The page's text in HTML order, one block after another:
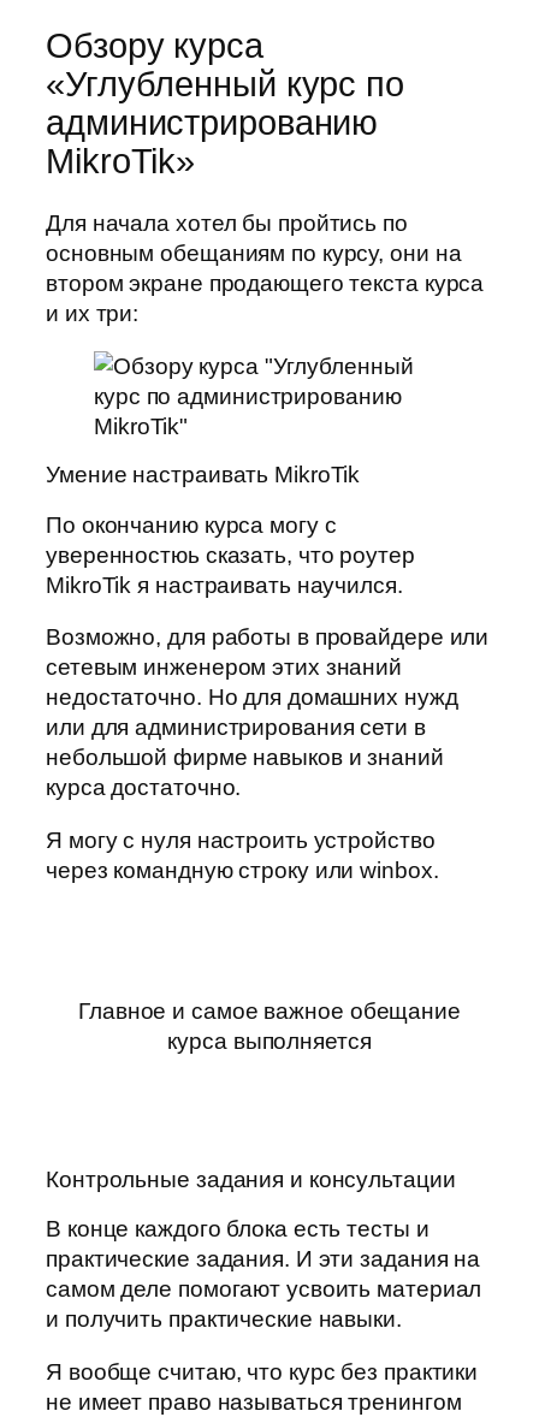
Обзору курса
«Углубленный курс по
администрированию
MikroTik»
Для начала хотел бы пройтись по
основным обещаниям по курсу, они на
втором экране продающего текста курса
и их три:
Умение настраивать MikroTik
По окончанию курса могу с
уверенностюь сказать, что роутер
MikroTik я настраивать научился.
Возможно, для работы в провайдере или
сетевым инженером этих знаний
недостаточно. Но для домашних нужд
или для администрирования сети в
небольшой фирме навыков и знаний
курса достаточно.
Я могу с нуля настроить устройство
через командную строку или winbox.
Главное и самое важное обещание
курса выполняется
Контрольные задания и консультации
В конце каждого блока есть тесты и
практические задания. И эти задания на
самом деле помогают усвоить материал
и получить практические навыки.
Я вообще считаю, что курс без практики
не имеет право называться тренингом